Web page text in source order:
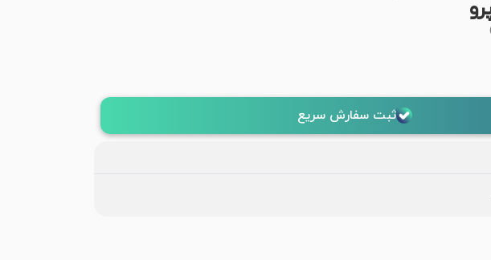
ثبت سفارش سریع